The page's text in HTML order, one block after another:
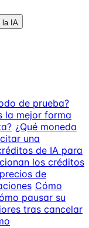
la IA
de prueba?
la mejor forma
¿Qué moneda
una
de IA para
los créditos
de
Cómo
pausar su
tras cancelar